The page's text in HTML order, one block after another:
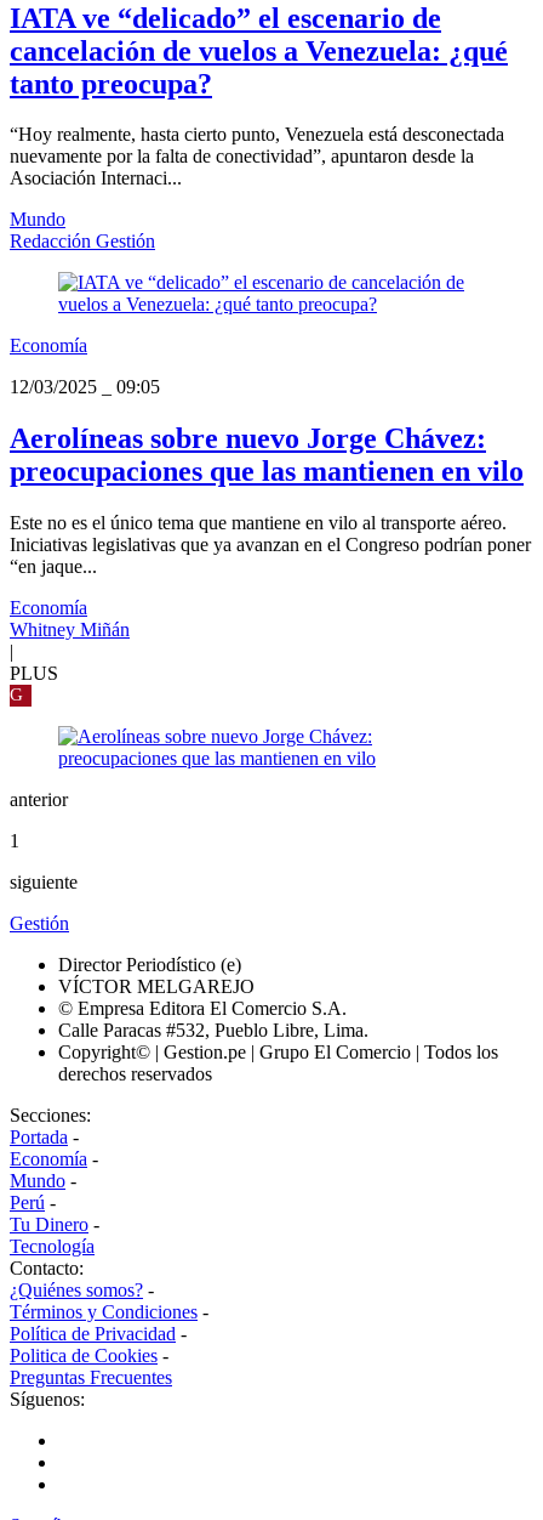
IATA ve “delicado” el escenario de
cancelación de vuelos a Venezuela: ¿qué
tanto preocupa?
“Hoy realmente, hasta cierto punto, Venezuela está desconectada
nuevamente por la falta de conectividad”, apuntaron desde la
Asociación Internaci...
Mundo
Redacción Gestión
Economía
12/03/2025
09:05
Aerolíneas sobre nuevo Jorge Chávez:
preocupaciones que las mantienen en vilo
Este no es el único tema que mantiene en vilo al transporte aéreo.
Iniciativas legislativas que ya avanzan en el Congreso podrían poner
“en jaque...
Economía
Whitney Miñán
|
PLUS
G
anterior
1
siguiente
Gestión
Director Periodístico (e)
VÍCTOR MELGAREJO
© Empresa Editora El Comercio S.A.
Calle Paracas #532, Pueblo Libre, Lima.
Copyright© | Gestion.pe | Grupo El Comercio | Todos los
derechos reservados
Secciones:
Portada -
Economía -
Mundo -
Perú -
Tu Dinero -
Tecnología
Contacto:
¿Quiénes somos? -
Términos y Condiciones -
Política de Privacidad -
Politica de Cookies -
Preguntas Frecuentes
Síguenos: